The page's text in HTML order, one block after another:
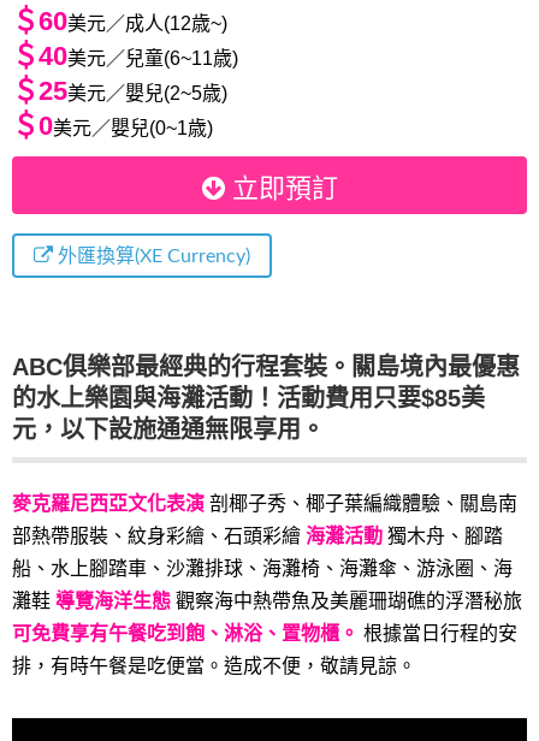
＄60美元／成人(12歳~)
＄40美元／兒童(6~11歳)
＄25美元／嬰兒(2~5歳)
＄0美元／嬰兒(0~1歳)
立即預訂
外匯換算(XE Currency)
ABC俱樂部最經典的行程套裝。關島境內最優惠
的水上樂園與海灘活動！活動費用只要$85美
元，以下設施通通無限享用。
麥克羅尼西亞文化表演 剖椰子秀、椰子葉編織體驗、關島南
部熱帶服裝、紋身彩繪、石頭彩繪 海灘活動 獨木舟、腳踏
船、水上腳踏車、沙灘排球、海灘椅、海灘傘、游泳圈、海
灘鞋 導覽海洋生態 觀察海中熱帶魚及美麗珊瑚礁的浮潛秘旅
可免費享有午餐吃到飽、淋浴、置物櫃。 根據當日行程的安
排，有時午餐是吃便當。造成不便，敬請見諒。